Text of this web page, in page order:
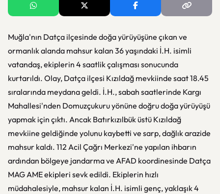
Muğla'nın Datça ilçesinde doğa yürüyüşüne çıkan ve
ormanlık alanda mahsur kalan 36 yaşındaki İ.H. isimli
vatandaş, ekiplerin 4 saatlik çalışması sonucunda
kurtarıldı. Olay, Datça ilçesi Kızıldağ mevkiinde saat 18.45
sıralarında meydana geldi. İ.H., sabah saatlerinde Kargı
Mahallesi'nden Domuzçukuru yönüne doğru doğa yürüyüşü
yapmak için çıktı. Ancak Batırkızılbük üstü Kızıldağ
mevkiine geldiğinde yolunu kaybetti ve sarp, dağlık arazide
mahsur kaldı. 112 Acil Çağrı Merkezi'ne yapılan ihbarın
ardından bölgeye jandarma ve AFAD koordinesinde Datça
MAG AME ekipleri sevk edildi. Ekiplerin hızlı
müdahalesiyle, mahsur kalan İ.H. isimli genç, yaklaşık 4